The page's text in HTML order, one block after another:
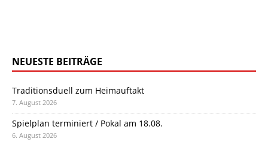
NEUESTE BEITRÄGE
Traditionsduell zum Heimauftakt
7. August 2026
Spielplan terminiert / Pokal am 18.08.
6. August 2026